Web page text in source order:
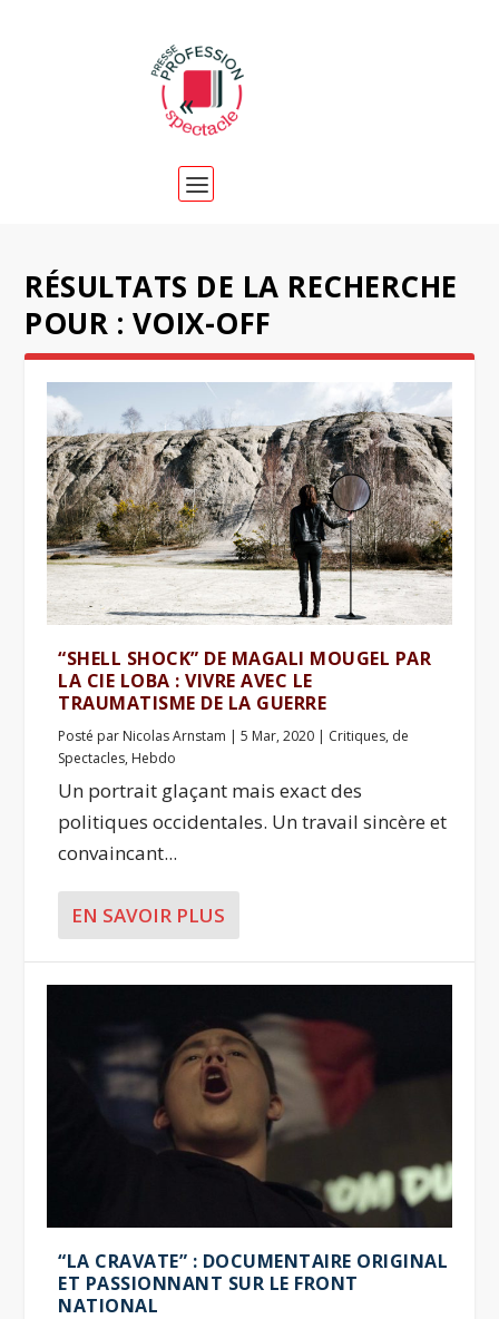
RÉSULTATS DE LA RECHERCHE
POUR : VOIX-OFF
“SHELL SHOCK” DE MAGALI MOUGEL PAR
LA CIE LOBA : VIVRE AVEC LE
TRAUMATISME DE LA GUERRE
Posté par Nicolas Arnstam |5 Mar, 2020 | Critiques, de
Spectacles, Hebdo
Un portrait glaçant mais exact des
politiques occidentales. Un travail sincère et
convaincant...
EN SAVOIR PLUS
“LA CRAVATE” : DOCUMENTAIRE ORIGINAL
ET PASSIONNANT SUR LE FRONT
NATIONAL